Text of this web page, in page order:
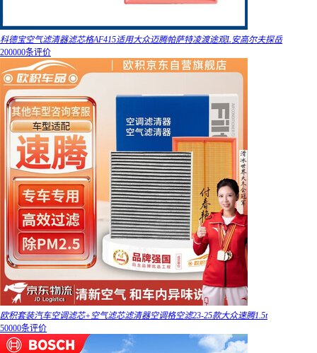
科德宝空气滤清器滤芯格AF415适用大众迈腾帕萨特凌渡途观L安高尔夫探岳
200000条评价
欧积套装汽车空调滤芯+空气滤芯滤清器空调格空滤23-25款大众速腾1.5t
50000条评价